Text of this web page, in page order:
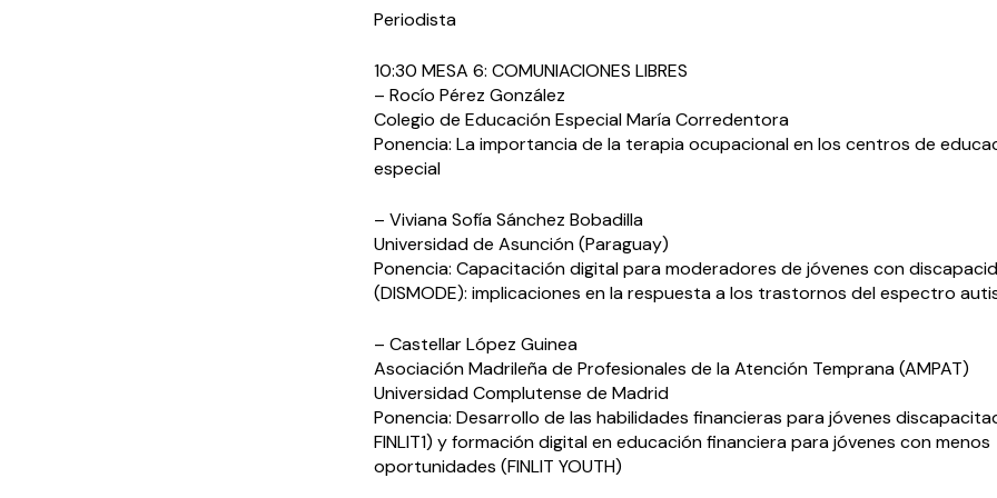
Periodista
10:30 MESA 6: COMUNIACIONES LIBRES
– Rocío Pérez González
Colegio de Educación Especial María Corredentora
Ponencia: La importancia de la terapia ocupacional en los centros de
especial
– Viviana Sofía Sánchez Bobadilla
Universidad de Asunción (Paraguay)
Ponencia: Capacitación digital para moderadores de jóvenes con
(DISMODE): implicaciones en la respuesta a los trastornos del espectro
– Castellar López Guinea
Asociación Madrileña de Profesionales de la Atención Temprana (AMPAT)
Universidad Complutense de Madrid
Ponencia: Desarrollo de las habilidades financieras para jóvenes
FINLIT1) y formación digital en educación financiera para jóvenes con menos
oportunidades (FINLIT YOUTH)